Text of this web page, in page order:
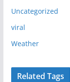
Uncategorized
viral
Weather
Related Tags